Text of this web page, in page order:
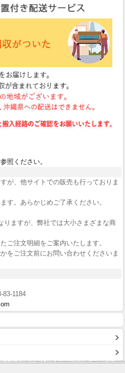
照ください。
が、他サイトでの販売も行っておりま
す。あらかじめご了承ください。
りますが、弊社では大小さまざまな商
ご注文明細をご案内いたします。
をご注文前にお問い合わせくださいま
1184